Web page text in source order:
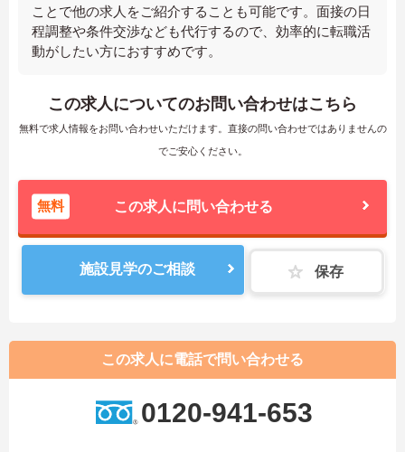
ことで他の求人をご紹介することも可能です。面接の日
程調整や条件交渉なども代行するので、効率的に転職活
動がしたい方におすすめです。
この求人についてのお問い合わせはこちら
無料で求人情報をお問い合わせいただけます。直接の問い合わせではありませんの
でご安心ください。
無料 この求人に問い合わせる
施設見学のご相談 保存
この求人に電話で問い合わせる
0120-941-653